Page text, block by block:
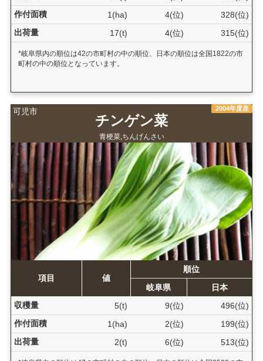
作付面積
1(ha) 4(位)
328(位)
出荷量
17(t) 4(位) 315(位)
*岐阜県内の順位は42の市町村の中の順位、日本の順位は全国1822の市
町村の中の順位となっています。
可児市 2004年度産
チンゲン菜
青梗菜,ちんげんさい
項目 値
順位
岐阜県
日本
収穫量
5(t) 9(位)
496(位)
作付面積
1(ha) 2(位)
199(位)
出荷量
2(t) 6(位) 513(位)